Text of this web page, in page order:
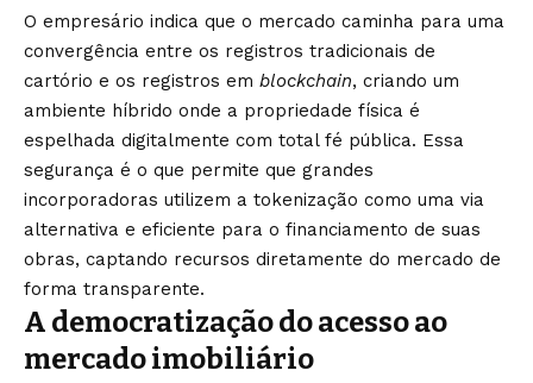
O empresário indica que o mercado caminha para uma
convergência entre os registros tradicionais de
cartório e os registros em blockchain, criando um
ambiente híbrido onde a propriedade física é
espelhada digitalmente com total fé pública. Essa
segurança é o que permite que grandes
incorporadoras utilizem a tokenização como uma via
alternativa e eficiente para o financiamento de suas
obras, captando recursos diretamente do mercado de
forma transparente.
A democratização do acesso ao
mercado imobiliário